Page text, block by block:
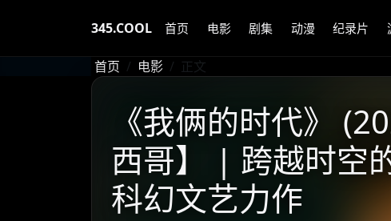
345.COOL 首页 电影 剧集 动漫 纪录片
首页 电影 正文
《我俩的时代》
西哥】 | 跨越时空
科幻文艺力作